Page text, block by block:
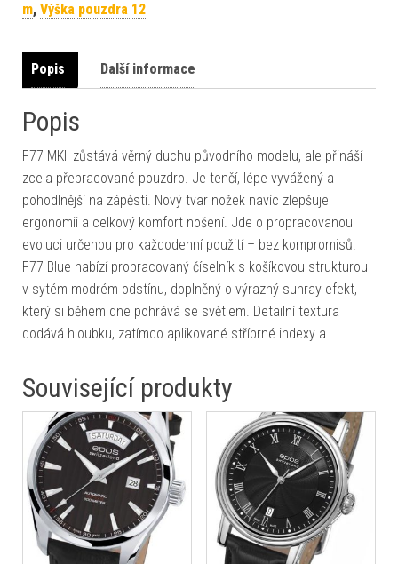
m, Výška pouzdra 12
Popis Další informace
Popis
F77 MKII zůstává věrný duchu původního modelu, ale přináší
zcela přepracované pouzdro. Je tenčí, lépe vyvážený a
pohodlnější na zápěstí. Nový tvar nožek navíc zlepšuje
ergonomii a celkový komfort nošení. Jde o propracovanou
evoluci určenou pro každodenní použití – bez kompromisů.
F77 Blue nabízí propracovaný číselník s košíkovou strukturou
v sytém modrém odstínu, doplněný o výrazný sunray efekt,
který si během dne pohrává se světlem. Detailní textura
dodává hloubku, zatímco aplikované stříbrné indexy a…
Související produkty